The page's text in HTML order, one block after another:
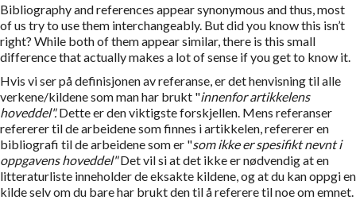
Bibliography and references appear synonymous and thus, most
of us try to use them interchangeably. But did you know this isn’t
right? While both of them appear similar, there is this small
difference that actually makes a lot of sense if you get to know it.
Hvis vi ser på definisjonen av referanse, er det henvisning til alle
verkene/kildene som man har brukt "innenfor artikkelens
hoveddel".Dette er den viktigste forskjellen. Mens referanser
refererer til de arbeidene som finnes i artikkelen, refererer en
bibliografi til de arbeidene som er "som ikke er spesifikt nevnt i
oppgavens hoveddel"Det vil si at det ikke er nødvendig at en
litteraturliste inneholder de eksakte kildene, og at du kan oppgi en
kilde selv om du bare har brukt den til å referere til noe om emnet.